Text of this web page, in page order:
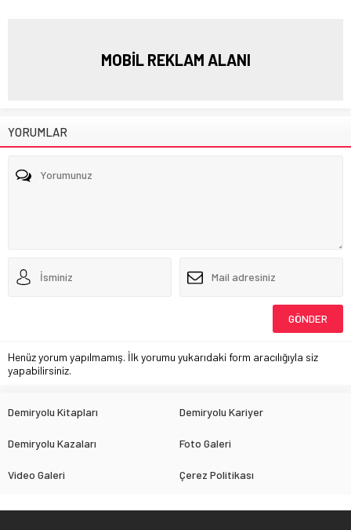
MOBİL REKLAM ALANI
YORUMLAR
Henüz yorum yapılmamış. İlk yorumu yukarıdaki form aracılığıyla siz
yapabilirsiniz.
Demiryolu Kitapları Demiryolu Kariyer
Demiryolu Kazaları Foto Galeri
Video Galeri Çerez Politikası